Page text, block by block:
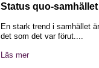
Status quo-samhället
En stark trend i samhället
det som det var förut....
Läs mer